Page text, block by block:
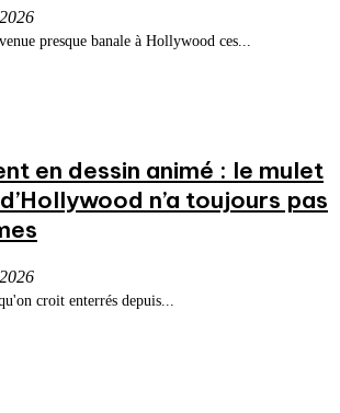
presque banale à Hollywood ces...
en dessin animé : le mulet
n’a toujours pas
croit enterrés depuis...